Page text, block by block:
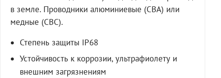
в земле. Проводники алюминиевые (СВА) или
медные (СВС).
Степень защиты IP68
Устойчивость к коррозии, ультрафиолету и
внешним загрязнениям